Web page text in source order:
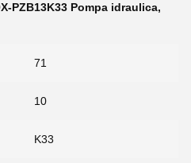
PZB13K33 Pompa idraulica,
71
10
K33